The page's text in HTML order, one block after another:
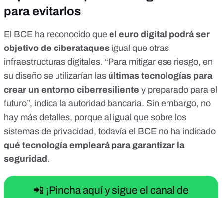
para evitarlos
El BCE ha reconocido que el euro digital podrá ser
objetivo de ciberataques igual que otras
infraestructuras digitales. “Para mitigar ese riesgo, en
su diseño se utilizarían las últimas tecnologías para
crear un entorno ciberresiliente y preparado para el
futuro”, indica la autoridad bancaria. Sin embargo, no
hay más detalles, porque al igual que sobre los
sistemas de privacidad, todavía el BCE no ha indicado
qué tecnología empleará para garantizar la
seguridad .
📲 ¡Pincha aquí y sigue el canal de